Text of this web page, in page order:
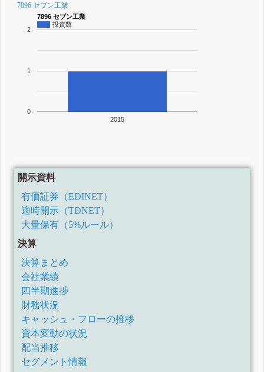
7896 セブン工業
7896 セブン工業
投資数
2015
0
1
2
開示資料
有価証券（EDINET）
適時開示（TDNET）
大量保有（5%ルール）
決算
決算まとめ
会社業績
四半期進捗
財務状況
キャッシュ・フローの推移
資本変動の状況
配当推移
セグメント情報